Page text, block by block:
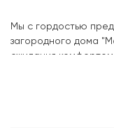
Мы с гордостью
загородного дома
ожидания
пространство для
предусмотрено три
обеспечат всем